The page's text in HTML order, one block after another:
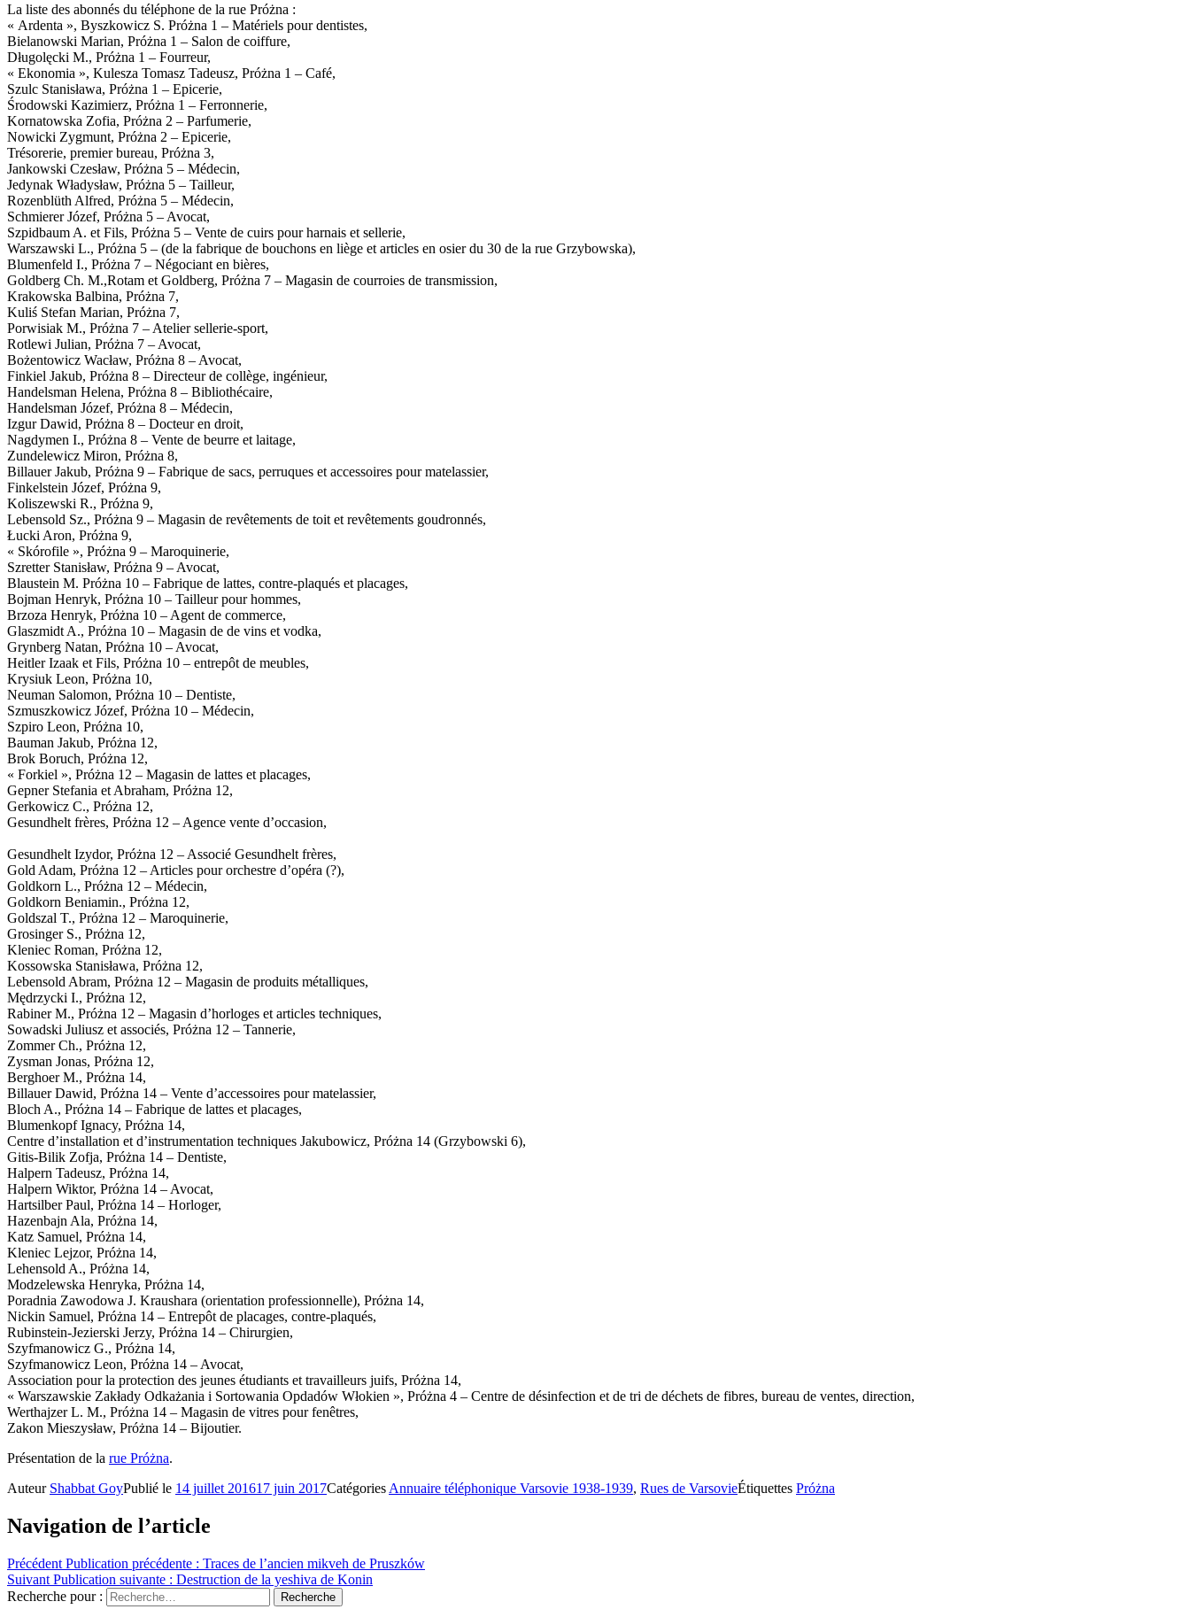
La liste des abonnés du téléphone de la rue Próżna :
« Ardenta », Byszkowicz S. Próżna 1 – Matériels pour dentistes,
Bielanowski Marian, Próżna 1 – Salon de coiffure,
Długolęcki M., Próżna 1 – Fourreur,
« Ekonomia », Kulesza Tomasz Tadeusz, Próżna 1 – Café,
Szulc Stanisława, Próżna 1 – Epicerie,
Środowski Kazimierz, Próżna 1 – Ferronnerie,
Kornatowska Zofia, Próżna 2 – Parfumerie,
Nowicki Zygmunt, Próżna 2 – Epicerie,
Trésorerie, premier bureau, Próżna 3,
Jankowski Czesław, Próżna 5 – Médecin,
Jedynak Władysław, Próżna 5 – Tailleur,
Rozenblüth Alfred, Próżna 5 – Médecin,
Schmierer Józef, Próżna 5 – Avocat,
Szpidbaum A. et Fils, Próżna 5 – Vente de cuirs pour harnais et sellerie,
Warszawski L., Próżna 5 – (de la fabrique de bouchons en liège et articles en osier du 30 de la rue Grzybowska),
Blumenfeld I., Próżna 7 – Négociant en bières,
Goldberg Ch. M.,Rotam et Goldberg, Próżna 7 – Magasin de courroies de transmission,
Krakowska Balbina, Próżna 7,
Kuliś Stefan Marian, Próżna 7,
Porwisiak M., Próżna 7 – Atelier sellerie-sport,
Rotlewi Julian, Próżna 7 – Avocat,
Bożentowicz Wacław, Próżna 8 – Avocat,
Finkiel Jakub, Próżna 8 – Directeur de collège, ingénieur,
Handelsman Helena, Próżna 8 – Bibliothécaire,
Handelsman Józef, Próżna 8 – Médecin,
Izgur Dawid, Próżna 8 – Docteur en droit,
Nagdymen I., Próżna 8 – Vente de beurre et laitage,
Zundelewicz Miron, Próżna 8,
Billauer Jakub, Próżna 9 – Fabrique de sacs, perruques et accessoires pour matelassier,
Finkelstein Józef, Próżna 9,
Koliszewski R., Próżna 9,
Lebensold Sz., Próżna 9 – Magasin de revêtements de toit et revêtements goudronnés,
Łucki Aron, Próżna 9,
« Skórofile », Próżna 9 – Maroquinerie,
Szretter Stanisław, Próżna 9 – Avocat,
Blaustein M. Próżna 10 – Fabrique de lattes, contre-plaqués et placages,
Bojman Henryk, Próżna 10 – Tailleur pour hommes,
Brzoza Henryk, Próżna 10 – Agent de commerce,
Glaszmidt A., Próżna 10 – Magasin de de vins et vodka,
Grynberg Natan, Próżna 10 – Avocat,
Heitler Izaak et Fils, Próżna 10 – entrepôt de meubles,
Krysiuk Leon, Próżna 10,
Neuman Salomon, Próżna 10 – Dentiste,
Szmuszkowicz Józef, Próżna 10 – Médecin,
Szpiro Leon, Próżna 10,
Bauman Jakub, Próżna 12,
Brok Boruch, Próżna 12,
« Forkiel », Próżna 12 – Magasin de lattes et placages,
Gepner Stefania et Abraham, Próżna 12,
Gerkowicz C., Próżna 12,
Gesundhelt frères, Próżna 12 – Agence vente d’occasion,
Gesundhelt Izydor, Próżna 12 – Associé Gesundhelt frères,
Gold Adam, Próżna 12 – Articles pour orchestre d’opéra (?),
Goldkorn L., Próżna 12 – Médecin,
Goldkorn Beniamin., Próżna 12,
Goldszal T., Próżna 12 – Maroquinerie,
Grosinger S., Próżna 12,
Kleniec Roman, Próżna 12,
Kossowska Stanisława, Próżna 12,
Lebensold Abram, Próżna 12 – Magasin de produits métalliques,
Mędrzycki I., Próżna 12,
Rabiner M., Próżna 12 – Magasin d’horloges et articles techniques,
Sowadski Juliusz et associés, Próżna 12 – Tannerie,
Zommer Ch., Próżna 12,
Zysman Jonas, Próżna 12,
Berghoer M., Próżna 14,
Billauer Dawid, Próżna 14 – Vente d’accessoires pour matelassier,
Bloch A., Próżna 14 – Fabrique de lattes et placages,
Blumenkopf Ignacy, Próżna 14,
Centre d’installation et d’instrumentation techniques Jakubowicz, Próżna 14 (Grzybowski 6),
Gitis-Bilik Zofja, Próżna 14 – Dentiste,
Halpern Tadeusz, Próżna 14,
Halpern Wiktor, Próżna 14 – Avocat,
Hartsilber Paul, Próżna 14 – Horloger,
Hazenbajn Ala, Próżna 14,
Katz Samuel, Próżna 14,
Kleniec Lejzor, Próżna 14,
Lehensold A., Próżna 14,
Modzelewska Henryka, Próżna 14,
Poradnia Zawodowa J. Kraushara (orientation professionnelle), Próżna 14,
Nickin Samuel, Próżna 14 – Entrepôt de placages, contre-plaqués,
Rubinstein-Jezierski Jerzy, Próżna 14 – Chirurgien,
Szyfmanowicz G., Próżna 14,
Szyfmanowicz Leon, Próżna 14 – Avocat,
Association pour la protection des jeunes étudiants et travailleurs juifs, Próżna 14,
« Warszawskie Zakłady Odkażania i Sortowania Opdadów Włokien », Próżna 4 – Centre de désinfection et de tri de déchets de fibres, bureau de ventes, direction,
Werthajzer L. M., Próżna 14 – Magasin de vitres pour fenêtres,
Zakon Mieszysław, Próżna 14 – Bijoutier.
Présentation de la rue Próżna.
Auteur Shabbat GoyPublié le 14 juillet 201617 juin 2017Catégories Annuaire téléphonique Varsovie 1938-1939, Rues de VarsovieÉtiquettes Próżna
Navigation de l’article
Précédent Publication précédente : Traces de l’ancien mikveh de Pruszków
Suivant Publication suivante : Destruction de la yeshiva de Konin
Recherche pour :
Recherche